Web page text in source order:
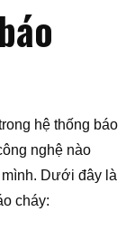
hệ thống báo
nghệ nào
Dưới đây là
cháy: